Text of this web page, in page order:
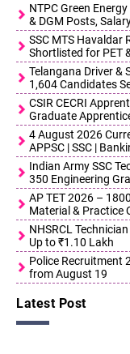
NTPC Green
& DGM Posts,
SSC MTS Havaldar
Shortlisted for PET
Telangana Driver &
1,604 Candidates
CSIR CECRI
Graduate
4 August 2026
APPSC | SSC |
Indian Army SSC
350 Engineering
AP TET 2026 –
Material & Practice
NHSRCL
Up to ₹1.10 Lakh
Police Recruitment
from August 19
Latest Post